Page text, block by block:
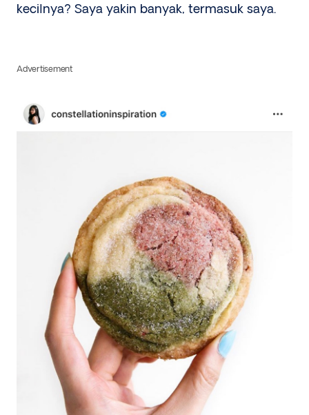
kecilnya? Saya yakin banyak, termasuk saya.
Advertisement